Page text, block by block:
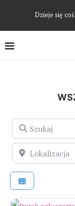
Dzieje się
Szukaj
Lokalizacja